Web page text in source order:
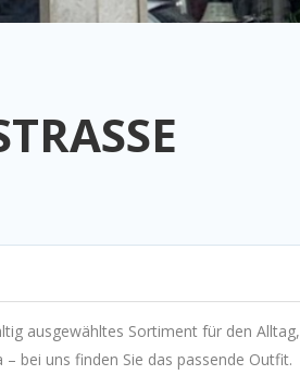
ausgewähltes Sortiment für den Alltag,
bei uns finden Sie das passende Outfit.